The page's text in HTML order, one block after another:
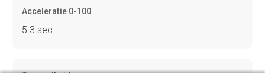
Acceleratie 0-100
5.3 sec
Topsnelheid